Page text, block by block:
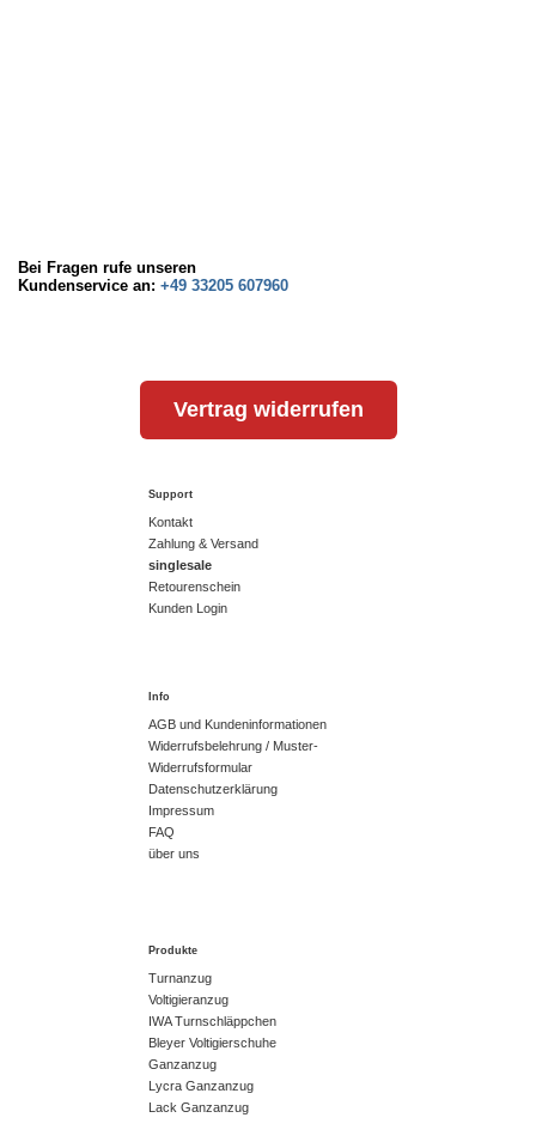
Bei Fragen rufe unseren
Kundenservice an: +49 33205 607960
Vertrag widerrufen
Support
Kontakt
Zahlung & Versand
singlesale
Retourenschein
Kunden Login
Info
AGB und Kundeninformationen
Widerrufsbelehrung / Muster-
Widerrufsformular
Datenschutzerklärung
Impressum
FAQ
über uns
Produkte
Turnanzug
Voltigieranzug
IWA Turnschläppchen
Bleyer Voltigierschuhe
Ganzanzug
Lycra Ganzanzug
Lack Ganzanzug